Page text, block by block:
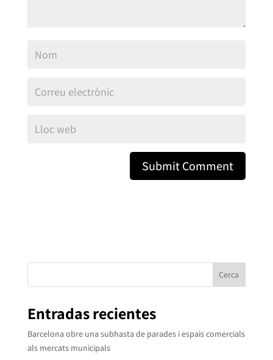
Cerca
Entradas recientes
Barcelona obre una subhasta de parades i espais comercials
als mercats municipals